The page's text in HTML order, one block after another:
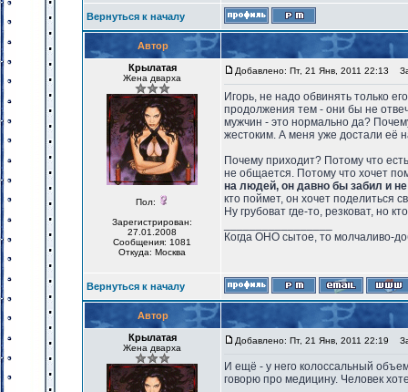
Вернуться к началу
Автор
Крылатая
Жена дварха
Пол:
Зарегистрирован:
27.01.2008
Сообщения: 1081
Откуда: Москва
Добавлено: Пт, 21 Янв, 2011 22:13
Игорь, не надо обвинять только
продолжения тем - они бы не
мужчин - это нормально да?
жестоким. А меня уже достали её
Почему приходит? Потому что
не общается. Потому что хочет
на людей, он давно бы забил и
кто поймет, он хочет поделиться
Ну грубоват где-то, резковат, но
Когда ОНО сытое, то молчаливо-
Вернуться к началу
Автор
Крылатая
Жена дварха
Добавлено: Пт, 21 Янв, 2011 22:19
И ещё - у него колоссальный
говорю про медицину. Человек